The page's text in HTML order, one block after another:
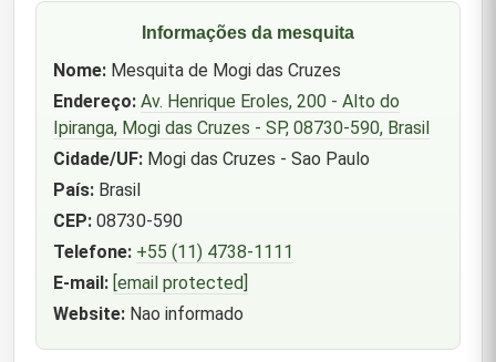
Informações da mesquita
Nome:Mesquita de Mogi das Cruzes
Endereço: Av. Henrique Eroles, 200 - Alto do
Ipiranga, Mogi das Cruzes - SP, 08730-590, Brasil
Cidade/UF:Mogi das Cruzes - Sao Paulo
País:Brasil
CEP:08730-590
Telefone: +55 (11) 4738-1111
E-mail: [email protected]
Website:Nao informado